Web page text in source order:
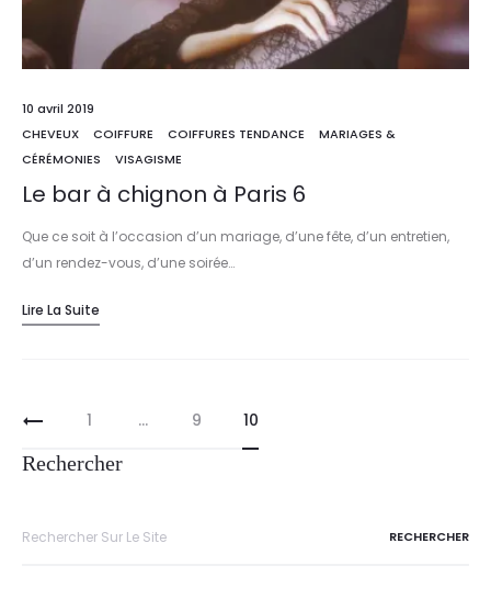
10 avril 2019
CHEVEUX
COIFFURE COIFFURES TENDANCE
MARIAGES &
CÉRÉMONIES
VISAGISME
Le bar à chignon à Paris 6
Que ce soit à l’occasion d’un mariage, d’une fête, d’un entretien,
d’un rendez-vous, d’une soirée…
Lire La Suite
1 … 9 10
Rechercher